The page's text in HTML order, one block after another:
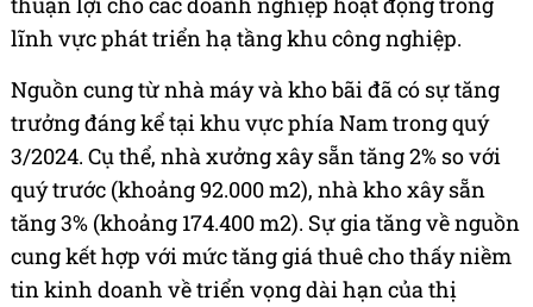
lĩnh vực phát triển hạ tầng khu công nghiệp.
Nguồn cung từ nhà máy và kho bãi đã có sự tăng
trưởng đáng kể tại khu vực phía Nam trong quý
3/2024. Cụ thể, nhà xưởng xây sẵn tăng 2% so với
quý trước (khoảng 92.000 m2), nhà kho xây sẵn
tăng 3% (khoảng 174.400 m2). Sự gia tăng về nguồn
cung kết hợp với mức tăng giá thuê cho thấy niềm
tin kinh doanh về triển vọng dài hạn của thị